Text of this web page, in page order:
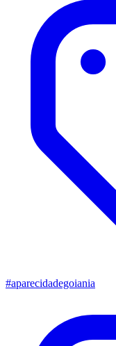
#aparecidadegoiania